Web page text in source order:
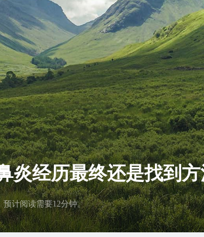
炎经历最终还是找到
预计阅读需要12分钟。